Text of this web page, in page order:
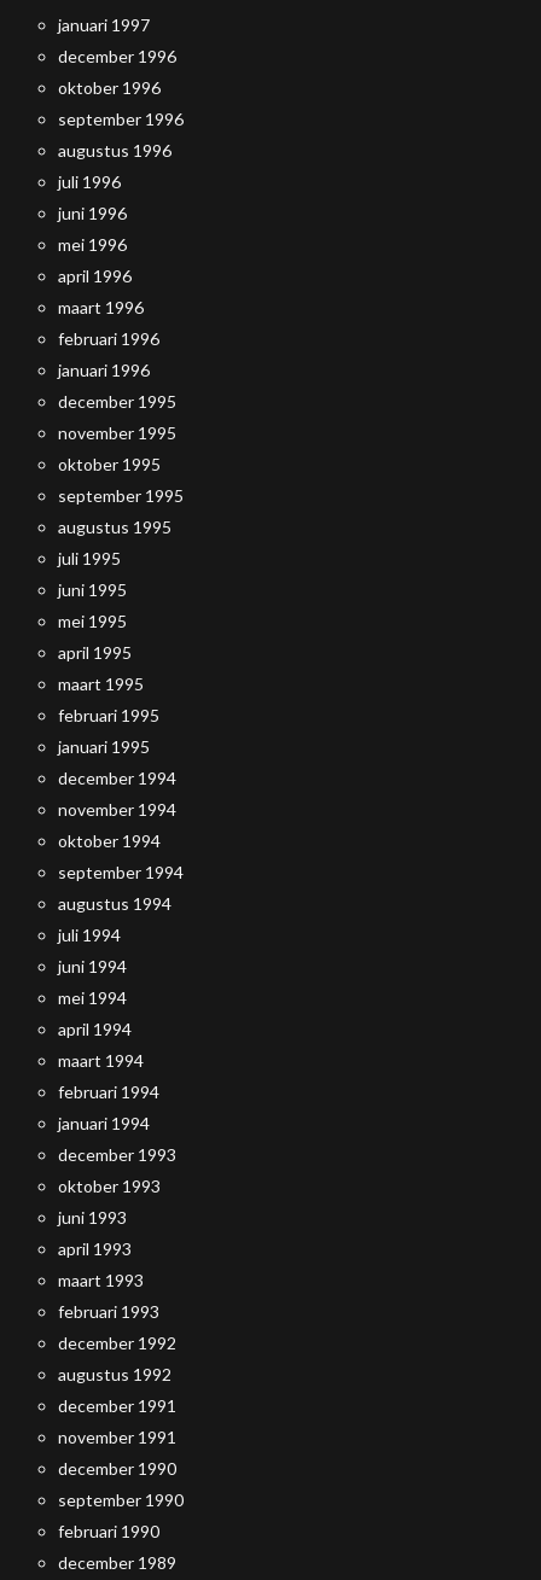
januari 1997
december 1996
oktober 1996
september 1996
augustus 1996
juli 1996
juni 1996
mei 1996
april 1996
maart 1996
februari 1996
januari 1996
december 1995
november 1995
oktober 1995
september 1995
augustus 1995
juli 1995
juni 1995
mei 1995
april 1995
maart 1995
februari 1995
januari 1995
december 1994
november 1994
oktober 1994
september 1994
augustus 1994
juli 1994
juni 1994
mei 1994
april 1994
maart 1994
februari 1994
januari 1994
december 1993
oktober 1993
juni 1993
april 1993
maart 1993
februari 1993
december 1992
augustus 1992
december 1991
november 1991
december 1990
september 1990
februari 1990
december 1989